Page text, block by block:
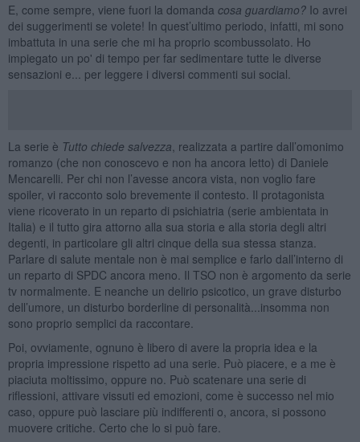
E, come sempre, viene fuori la domanda cosa guardiamo?Io avrei
dei suggerimenti se volete! In quest’ultimo periodo, infatti, mi sono
imbattuta in una serie che mi ha proprio scombussolato. Ho
impiegato un po' di tempo per far sedimentare tutte le diverse
sensazioni e... per leggere i diversi commenti sui social.
La serie è Tutto chiede salvezza , realizzata a partire dall’omonimo
romanzo (che non conoscevo e non ha ancora letto) di Daniele
Mencarelli. Per chi non l’avesse ancora vista, non voglio fare
spoiler, vi racconto solo brevemente il contesto. Il protagonista
viene ricoverato in un reparto di psichiatria (serie ambientata in
Italia) e il tutto gira attorno alla sua storia e alla storia degli altri
degenti, in particolare gli altri cinque della sua stessa stanza.
Parlare di salute mentale non è mai semplice e farlo dall’interno di
un reparto di SPDC ancora meno. Il TSO non è argomento da serie
tv normalmente. E neanche un delirio psicotico, un grave disturbo
dell’umore, un disturbo borderline di personalità...insomma non
sono proprio semplici da raccontare.
Poi, ovviamente, ognuno è libero di avere la propria idea e la
propria impressione rispetto ad una serie. Può piacere, e a me è
piaciuta moltissimo, oppure no. Può scatenare una serie di
riflessioni, attivare vissuti ed emozioni, come è successo nel mio
caso, oppure può lasciare più indifferenti o, ancora, si possono
muovere critiche. Certo che lo si può fare.